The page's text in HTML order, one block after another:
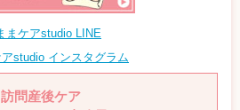
訪問産後ケア